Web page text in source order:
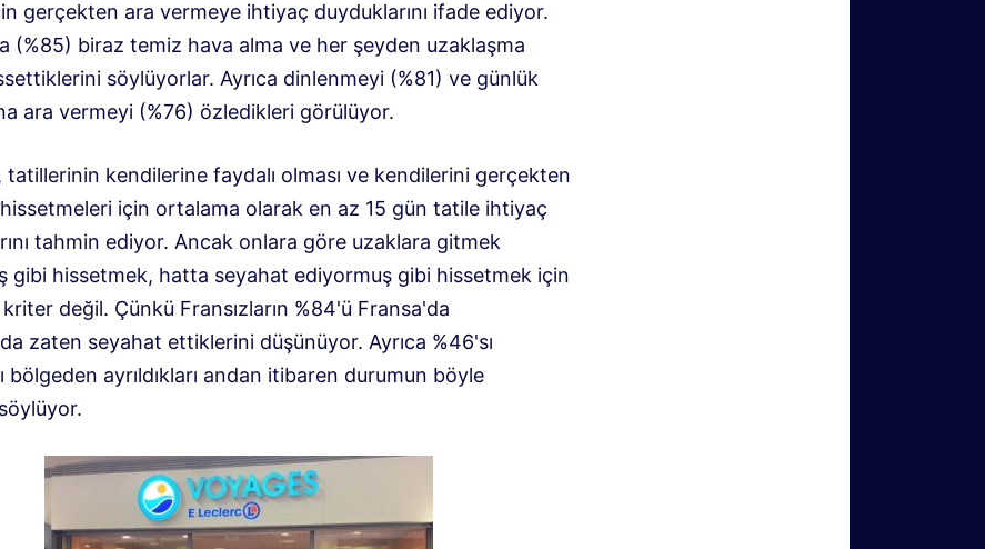
gerçekten ara vermeye ihtiyaç duyduklarını ifade ediyor.
(%85) biraz temiz hava alma ve her şeyden uzaklaşma
söylüyorlar. Ayrıca dinlenmeyi (%81) ve günlük
ara vermeyi (%76) özledikleri görülüyor.
tatillerinin kendilerine faydalı olması ve kendilerini gerçekten
için ortalama olarak en az 15 gün tatile ihtiyaç
tahmin ediyor. Ancak onlara göre uzaklara gitmek
gibi hissetmek, hatta seyahat ediyormuş gibi hissetmek için
değil. Çünkü Fransızların %84'ü Fransa'da
zaten seyahat ettiklerini düşünüyor. Ayrıca %46'sı
bölgeden ayrıldıkları andan itibaren durumun böyle